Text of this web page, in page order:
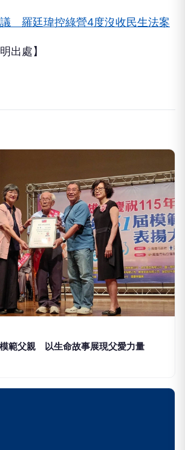
羅廷瑋控綠營4度沒收民生法案
出處】
範父親 以生命故事展現父愛力量